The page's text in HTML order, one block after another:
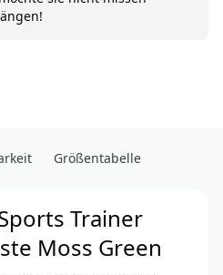
Größentabelle
Trainer
Moss Green